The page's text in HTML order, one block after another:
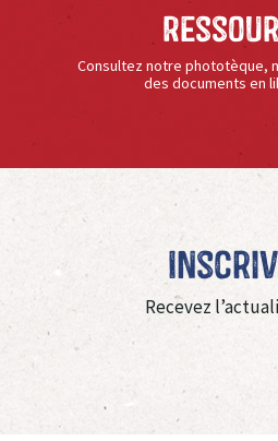
Consultez notre phototèque,
des documents en
Recevez